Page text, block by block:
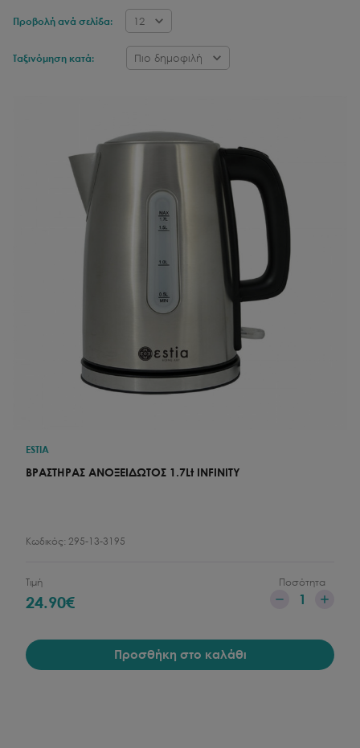
Προβολή ανά σελίδα: 12
Ταξινόμηση κατά: Πιο δημοφιλή
ESTIA
ΒΡΑΣΤΗΡΑΣ ΑΝΟΞΕΙΔΩΤΟΣ 1.7Lt INFINITY
Κωδικός: 295-13-3195
Τιμή
24.90€
Ποσότητα
1
Προσθήκη στο καλάθι